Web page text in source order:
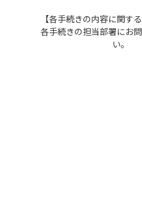
【各手続きの内容に関す
各手続きの担当部署にお
い。